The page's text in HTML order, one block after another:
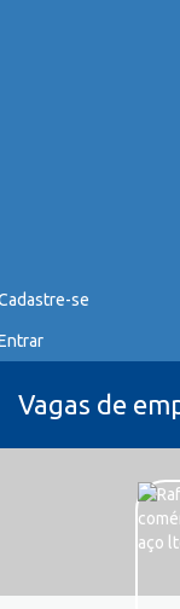
se
Vagas de